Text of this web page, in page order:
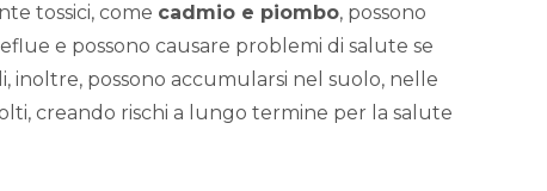
tossici, come cadmio e piombo, possono
e possono causare problemi di salute se
inoltre, possono accumularsi nel suolo, nelle
creando rischi a lungo termine per la salute